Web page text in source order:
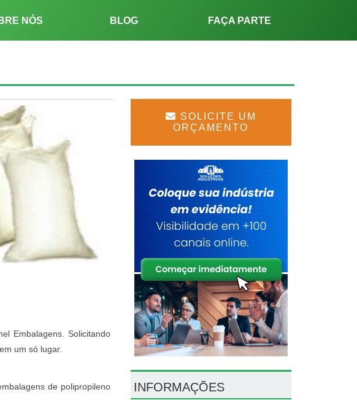
NÓS BLOG FAÇA PARTE
Embalagens. Solicitando
um só lugar.
de polipropileno
ORÇAMENTO
INFORMAÇÕES